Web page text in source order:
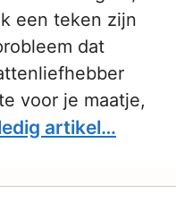
een teken zijn
dat
voor je maatje,
artikel…